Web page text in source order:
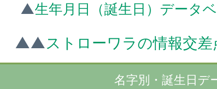
▲生年月日（誕生日）データ
▲▲ストローワラの情報交差
名字別・誕生日デ